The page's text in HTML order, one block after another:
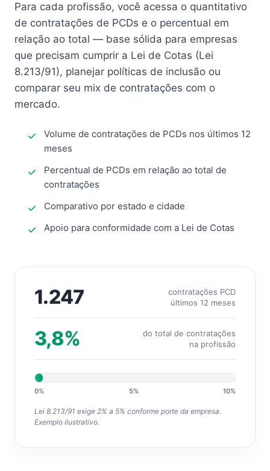
Para cada profissão, você acessa o quantitativo
de contratações de PCDs e o percentual em
relação ao total — base sólida para empresas
que precisam cumprir a Lei de Cotas (Lei
8.213/91), planejar políticas de inclusão ou
comparar seu mix de contratações com o
mercado.
Volume de contratações de PCDs nos últimos 12
meses
Percentual de PCDs em relação ao total de
contratações
Comparativo por estado e cidade
Apoio para conformidade com a Lei de Cotas
1.247
contratações PCD
últimos 12 meses
3,8%
do total de contratações
na profissão
0% 5% 10%
Lei 8.213/91 exige 2% a 5% conforme porte da empresa.
Exemplo ilustrativo.